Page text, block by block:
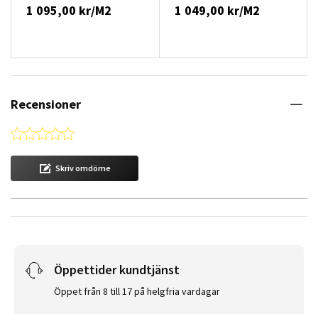
1 095,00 kr/M2 1 049,00 kr/M2
Recensioner
0.0 star rating
Skriv omdöme
Öppettider kundtjänst
Öppet från 8 till 17 på helgfria vardagar